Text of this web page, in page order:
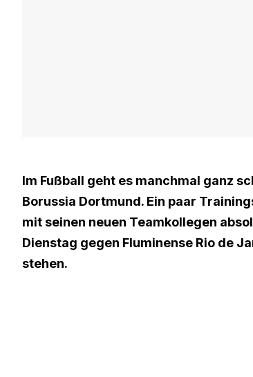
Im Fußball geht es manchmal ganz
Borussia Dortmund. Ein paar
mit seinen neuen Teamkollegen
Dienstag gegen Fluminense Rio de
stehen.